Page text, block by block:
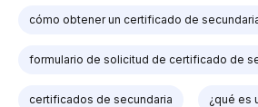
cómo obtener un certificado de
formulario de solicitud de certificado de
certificados de secundaria ¿qué es